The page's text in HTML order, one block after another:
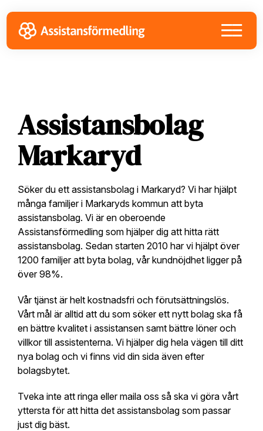
to
primary
navigation
to
main
content
to
footer
Assistansbolag
Markaryd
Söker du ett assistansbolag i Markaryd? Vi har hjälpt
många familjer i Markaryds kommun att byta
assistansbolag. Vi är en oberoende
Assistansförmedling som hjälper dig att hitta rätt
assistansbolag. Sedan starten 2010 har vi hjälpt över
1200 familjer att byta bolag, vår kundnöjdhet ligger på
över 98%.
Vår tjänst är helt kostnadsfri och förutsättningslös.
Vårt mål är alltid att du som söker ett nytt bolag ska få
en bättre kvalitet i assistansen samt bättre löner och
villkor till assistenterna. Vi hjälper dig hela vägen till ditt
nya bolag och vi finns vid din sida även efter
bolagsbytet.
Tveka inte att ringa eller maila oss så ska vi göra vårt
yttersta för att hitta det assistansbolag som passar
just dig bäst.